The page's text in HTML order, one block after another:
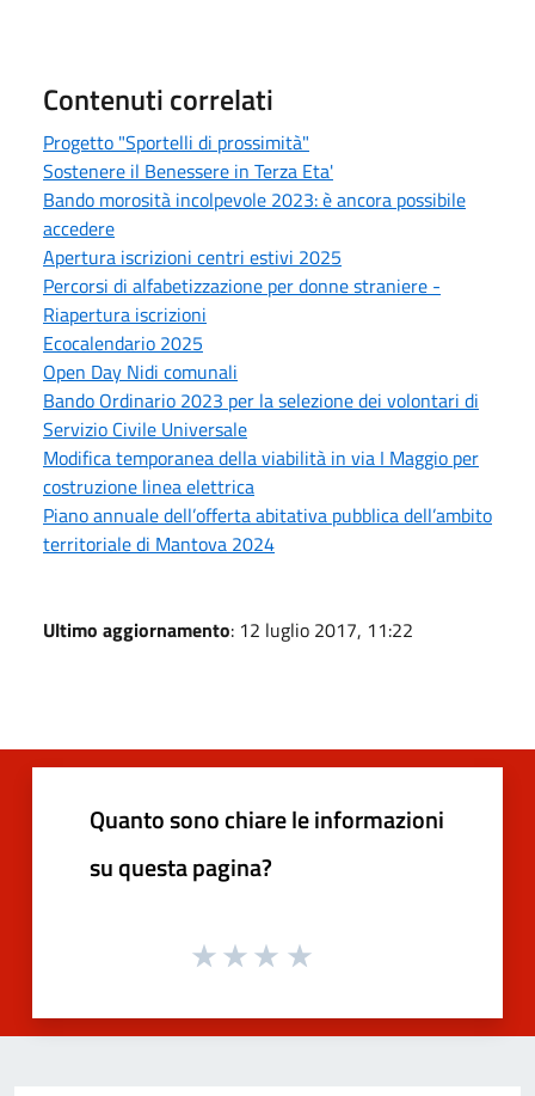
Contenuti correlati
Progetto "Sportelli di prossimità"
Sostenere il Benessere in Terza Eta'
Bando morosità incolpevole 2023: è ancora possibile
accedere
Apertura iscrizioni centri estivi 2025
Percorsi di alfabetizzazione per donne straniere -
Riapertura iscrizioni
Ecocalendario 2025
Open Day Nidi comunali
Bando Ordinario 2023 per la selezione dei volontari di
Servizio Civile Universale
Modifica temporanea della viabilità in via I Maggio per
costruzione linea elettrica
Piano annuale dell’offerta abitativa pubblica dell’ambito
territoriale di Mantova 2024
Ultimo aggiornamento: 12 luglio 2017, 11:22
Quanto sono chiare le informazioni
su questa pagina?